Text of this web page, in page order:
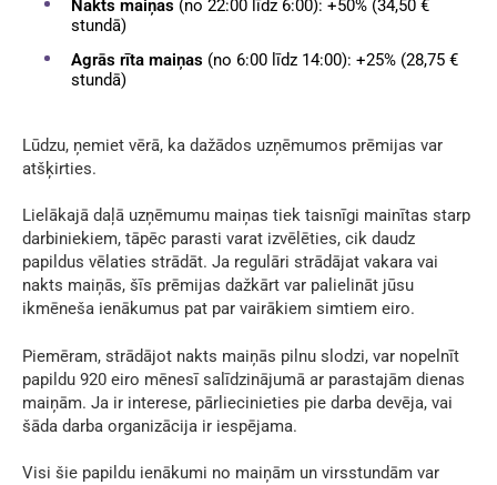
Nakts maiņas (no 22:00 līdz 6:00): +50% (34,50 €
stundā)
Agrās rīta maiņas (no 6:00 līdz 14:00): +25% (28,75 €
stundā)
Lūdzu, ņemiet vērā, ka dažādos uzņēmumos prēmijas var
atšķirties.
Lielākajā daļā uzņēmumu maiņas tiek taisnīgi mainītas starp
darbiniekiem, tāpēc parasti varat izvēlēties, cik daudz
papildus vēlaties strādāt. Ja regulāri strādājat vakara vai
nakts maiņās, šīs prēmijas dažkārt var palielināt jūsu
ikmēneša ienākumus pat par vairākiem simtiem eiro.
Piemēram, strādājot nakts maiņās pilnu slodzi, var nopelnīt
papildu 920 eiro mēnesī salīdzinājumā ar parastajām dienas
maiņām. Ja ir interese, pārliecinieties pie darba devēja, vai
šāda darba organizācija ir iespējama.
Visi šie papildu ienākumi no maiņām un virsstundām var